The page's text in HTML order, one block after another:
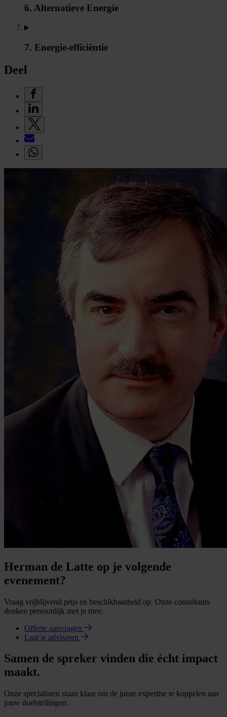
6. Alternatieve Energie
7. Energie-efficiëntie
Deel
Herman de Latte op je volgende
evenement?
Vraag vrijblijvend prijs en beschikbaarheid op. Onze consultants
denken persoonlijk met je mee.
Offerte aanvragen
Laat je adviseren
Samen de spreker vinden die écht impact
maakt.
Onze specialisten staan klaar om de juiste expertise te koppelen aan
jouw doelstellingen.